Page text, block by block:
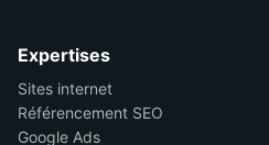
Expertises
Sites internet
Référencement SEO
Google Ads